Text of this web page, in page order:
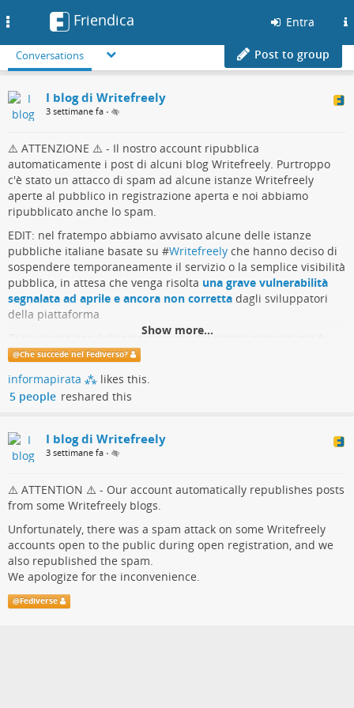
Friendica Entra
Conversations Post to group
I blog di Writefreely
3 settimane fa •
⚠️ ATTENZIONE ⚠️ - Il nostro account ripubblica
automaticamente i post di alcuni blog Writefreely. Purtroppo
c'è stato un attacco di spam ad alcune istanze Writefreely
aperte al pubblico in registrazione aperta e noi abbiamo
ripubblicato anche lo spam.
EDIT: nel fratempo abbiamo avvisato alcune delle istanze
pubbliche italiane basate su #Writefreely che hanno deciso di
sospendere temporaneamente il servizio o la semplice visibilità
pubblica, in attesa che venga risolta una grave vulnerabilità
segnalata ad aprile e ancora non corretta dagli sviluppatori
della piattaforma
Ci scusiamo per il disagio arrecato dal nostro account, ma è
stato proprio grazie a questo disagio che siamo riusciti ad
che Writefreely non presenta strumenti di amministrazione che
consentano agli admin di monitorare puntualmente le attività
Show more...
@Che succede nel Fediverso?
informapirata ⁂ likes this.
5 people reshared this
I blog di Writefreely
3 settimane fa •
⚠️ ATTENTION ⚠️ - Our account automatically republishes posts
from some Writefreely blogs.
Unfortunately, there was a spam attack on some Writefreely
accounts open to the public during open registration, and we
also republished the spam.
We apologize for the inconvenience.
@Fediverse